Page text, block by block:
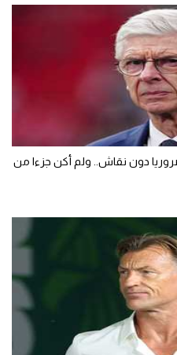
دون نقاش.. ولم أكن جزءا من